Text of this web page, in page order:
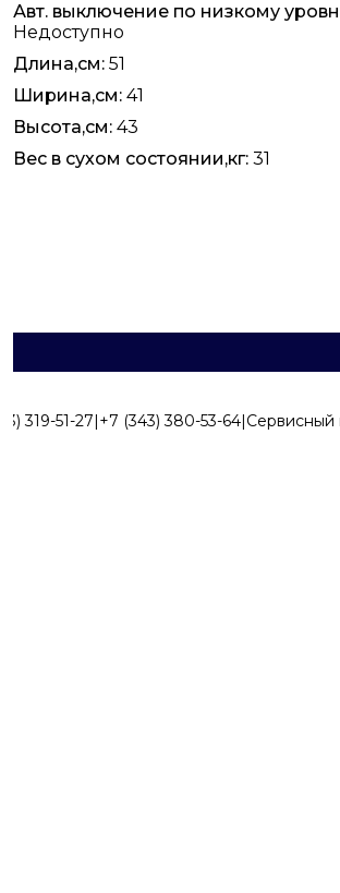
Авт. выключение по низкому
Недоступно
Длина,см: 51
Ширина,см: 41
Высота,см: 43
Вес в сухом состоянии,кг: 31
319-51-27|+7 (343) 380-53-64|Сервисный